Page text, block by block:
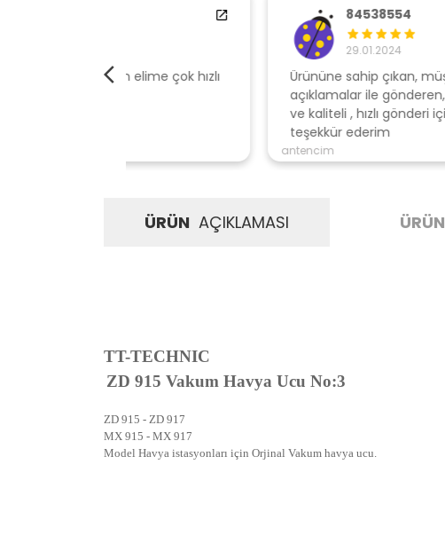
84538554
Ürününe sahip çıkan, müşteri odaklı
açıklamalar ile gönderen, ambalajı özenli
ve kaliteli , hızlı gönderi için mağazaya
ÜRÜN AÇIKLAMASI ÜRÜN
TT-TECHNIC
ZD 915 Vakum Havya Ucu No:3
ZD 915 - ZD 917
MX 915 - MX 917
Model Havya istasyonları için Orjinal Vakum havya ucu.